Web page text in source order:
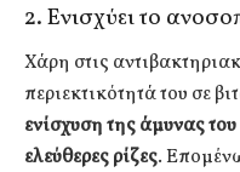
2. Ενισχύει το
Χάρη στις
περιεκτικότητά του σε
ενίσχυση της άμυνας
ελεύθερες ρίζες.